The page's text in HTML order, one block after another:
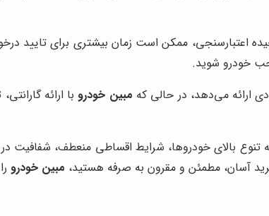
خودرو شوید.
مبین خودرو با ارائه
تنوع بالای خودروها، شرایط اقساطی منعطف،
آسان، مطمئن و مقرون به صرفه هستید، مبین خودرو